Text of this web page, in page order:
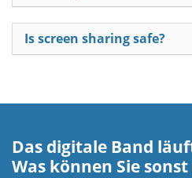
Is screen sharing safe?
Das digitale Band
Was können Sie